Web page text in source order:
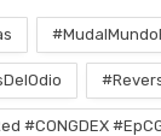
#CONGDEX